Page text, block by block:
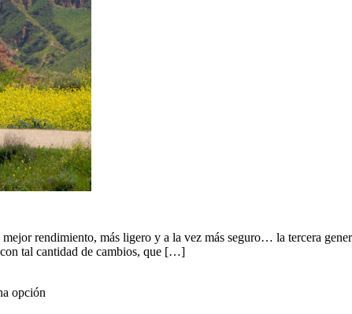
rendimiento, más ligero y a la vez más seguro… la tercera
tal cantidad de cambios, que […]
opción